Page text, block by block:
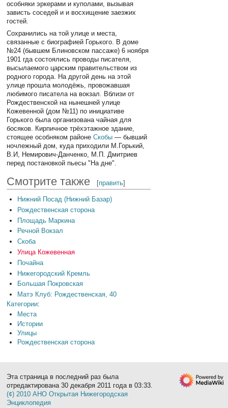
особняки эркерами и куполами, вызывая
зависть соседей и и восхищение заезжих
гостей.
Сохранились на той улице и места,
связанные с биографией Горького. В доме
№24 (бывшем Блиновском пассаже) 6 ноября
1901 гда состоялись проводы писателя,
высылаемого царским правительством из
родного города. На другой день на этой
улице прошла молодёжь, провожавшая
любимого писатела на вокзал. Вблизи от
Рождественской на нынешней улице
Кожевенной (дом №11) по инициативе
Горького была организована чайная для
босяков. Кирпичное трёхэтажное здание,
стоящее особняком районеСкобы — бывший
ночлежный дом, куда приходили М.Горький,
В.И, Немирович-Данченко, М.П. Дмитриев
перед постановкой пьесы "На дне".
Смотрите также [править]
Нижний Посад (Нижний Базар)
Рождественская сторона
Площадь Маркина
Речной Вокзал
Скоба
Улица Кожевенная
Почайна
Нижегородский Кремль
Большая Покровская
Матэ Клуб: Рождественская, 40
Категории:
Места
Истории
Улицы
Рождественская сторона
Эта страница в последний раз была
отредактирована 30 декабря 2011 года в 03:33.
(¢) 2010 АНО Открытая Нижегородская
Энциклопедия